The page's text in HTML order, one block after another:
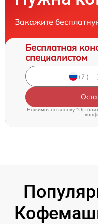
Закажите
Бесплатная
специалистом
Нажимая на кнопку